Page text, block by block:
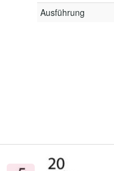
Ausführung